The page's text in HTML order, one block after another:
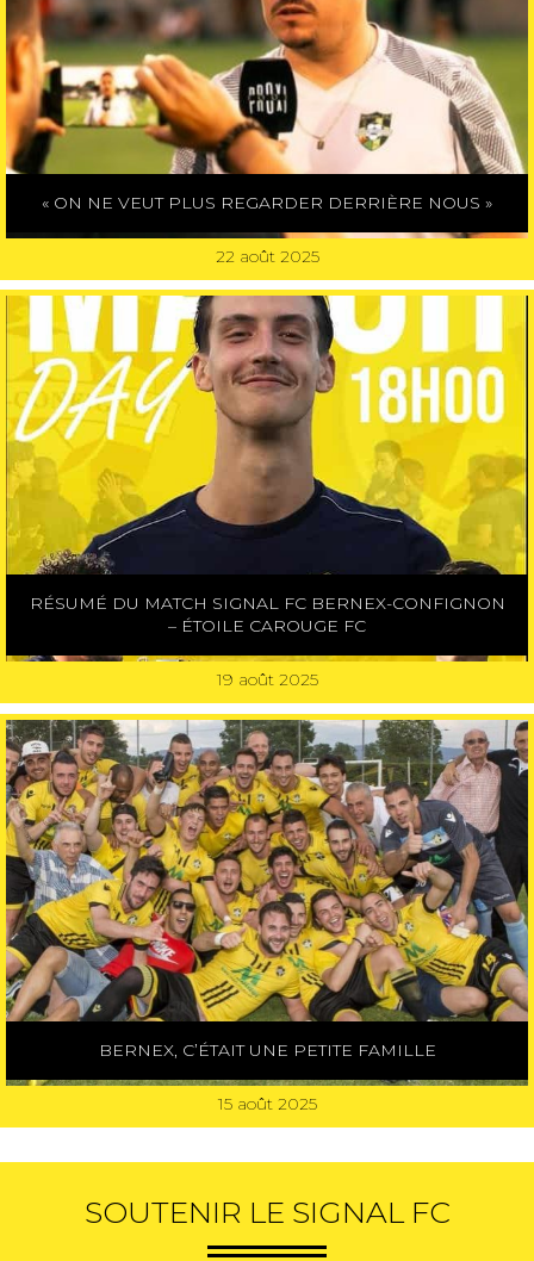
« ON NE VEUT PLUS REGARDER DERRIÈRE NOUS »
22 août 2025
RÉSUMÉ DU MATCH SIGNAL FC BERNEX-CONFIGNON
– ÉTOILE CAROUGE FC
19 août 2025
BERNEX, C’ÉTAIT UNE PETITE FAMILLE
15 août 2025
SOUTENIR LE SIGNAL FC